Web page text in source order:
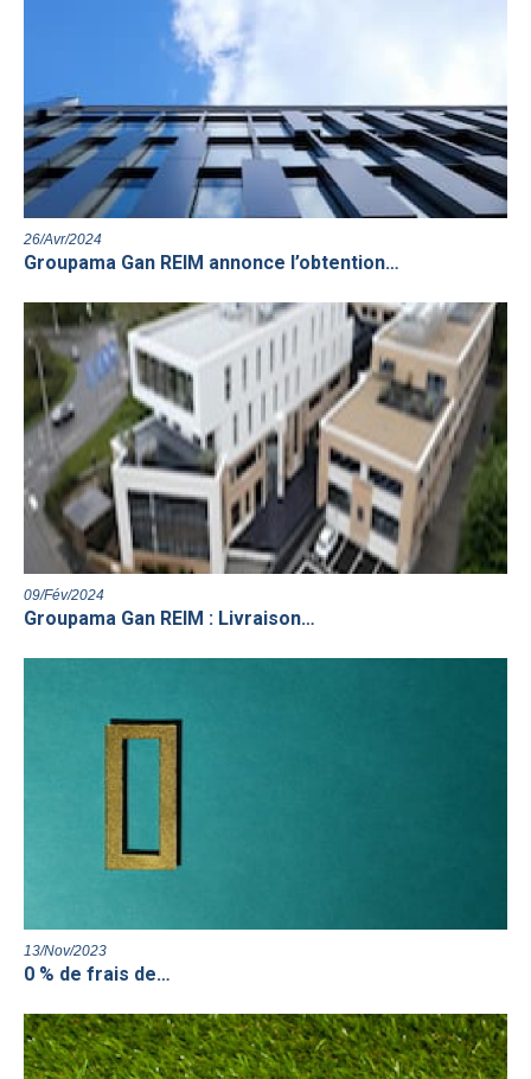
26/Avr/2024
Groupama Gan REIM annonce l’obtention…
09/Fév/2024
Groupama Gan REIM : Livraison…
13/Nov/2023
0 % de frais de…